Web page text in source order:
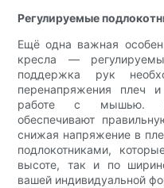
Регулируемые
Ещё одна важная
кресла —
поддержка рук
перенапряжения плеч
работе с мышью.
обеспечивают
снижая напряжение в
подлокотниками,
высоте, так и по
вашей индивидуальной